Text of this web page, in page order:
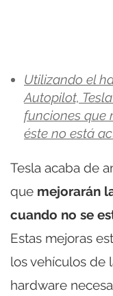
Utilizando el
Autopilot,
funciones que
éste no está
Tesla acaba de
que mejorarán
cuando no se
Estas mejoras
los vehículos de
hardware